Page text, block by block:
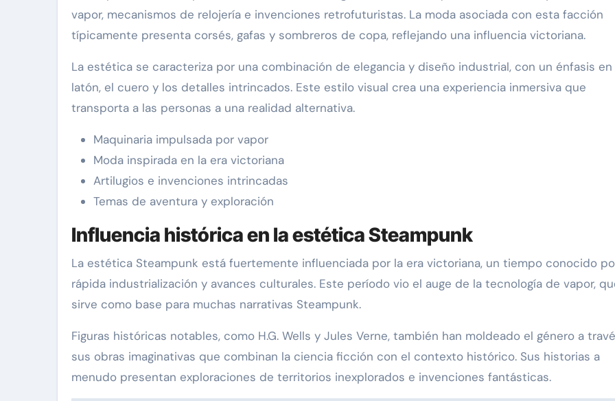
vapor, mecanismos de relojería e invenciones retrofuturistas. La moda asociada con esta facción
típicamente presenta corsés, gafas y sombreros de copa, reflejando una influencia victoriana.
La estética se caracteriza por una combinación de elegancia y diseño industrial, con un énfasis en
latón, el cuero y los detalles intrincados. Este estilo visual crea una experiencia inmersiva que
transporta a las personas a una realidad alternativa.
Maquinaria impulsada por vapor
Moda inspirada en la era victoriana
Artilugios e invenciones intrincadas
Temas de aventura y exploración
Influencia histórica en la estética Steampunk
La estética Steampunk está fuertemente influenciada por la era victoriana, un tiempo conocido
rápida industrialización y avances culturales. Este período vio el auge de la tecnología de vapor,
sirve como base para muchas narrativas Steampunk.
Figuras históricas notables, como H.G. Wells y Jules Verne, también han moldeado el género a
sus obras imaginativas que combinan la ciencia ficción con el contexto histórico. Sus historias a
menudo presentan exploraciones de territorios inexplorados e invenciones fantásticas.